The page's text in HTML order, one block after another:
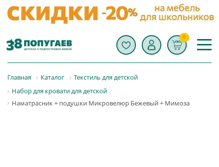
0
Главная Каталог
Текстиль для детской
Набор для кровати для детской
Наматрасник + подушки Микровелюр Бежевый + Мимоза